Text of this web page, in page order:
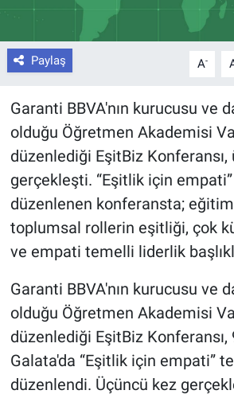
Paylaş A-
Garanti BBVA'nın kurucusu ve
olduğu Öğretmen Akademisi
düzenlediği EşitBiz Konferansı,
gerçekleşti. “Eşitlik için
düzenlenen konferansta;
toplumsal rollerin eşitliği, çok
ve empati temelli liderlik
Garanti BBVA'nın kurucusu ve
olduğu Öğretmen Akademisi
düzenlediği EşitBiz Konferansı,
Galata'da “Eşitlik için empati”
düzenlendi. Üçüncü kez